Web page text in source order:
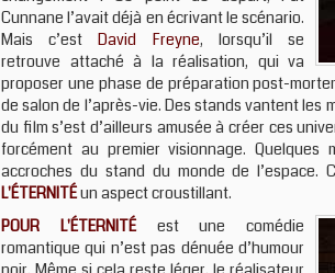
Cunnane l’avait déjà en écrivant le scénario.
Mais c’estDavid Freyne, lorsqu’il se
retrouve attaché à la réalisation, qui va
proposer une phase de préparation post-
de salon de l’après-vie. Des stands vantent
du film s’est d’ailleurs amusée à créer ces
forcément au premier visionnage.
accroches du stand du monde de
L'ÉTERNITÉun aspect croustillant.
POUR L'ÉTERNITÉest une comédie
romantique qui n’est pas dénuée d’humour